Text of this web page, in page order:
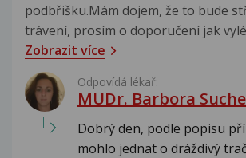
podbřišku.Mám dojem, že to bude
trávení, prosím o doporučení jak
Zobrazit více
Odpovídá lékař:
MUDr. Barbora
Dobrý den, podle popisu
mohlo jednat o dráždivý